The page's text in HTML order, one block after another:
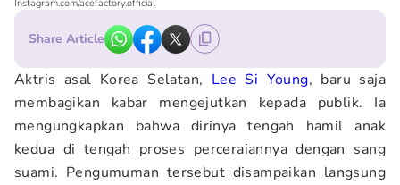
Instagram.com/acefactory.official
Share Article
Aktris asal Korea Selatan, Lee Si Young, baru saja
membagikan kabar mengejutkan kepada publik. Ia
mengungkapkan bahwa dirinya tengah hamil anak
kedua di tengah proses perceraiannya dengan sang
suami. Pengumuman tersebut disampaikan langsung